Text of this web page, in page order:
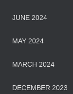
JUNE 2024
MAY 2024
MARCH 2024
DECEMBER 2023